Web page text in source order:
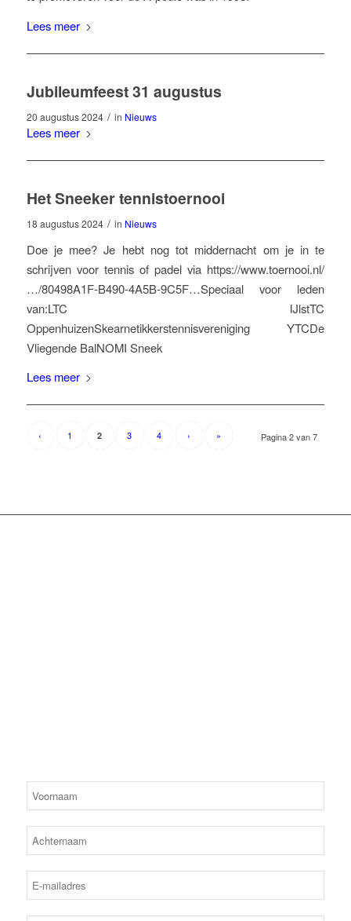
Lees meer
Jubileumfeest 31 augustus
20 augustus 2024 / in Nieuws
Lees meer
Het Sneeker tennistoernooi
18 augustus 2024 / in Nieuws
Doe je mee? Je hebt nog tot middernacht om je in te
schrijven voor tennis of padel via https://www.toernooi.nl/
…/80498A1F-B490-4A5B-9C5F…Speciaal voor leden
van:LTC IJlstTC
OppenhuizenSkearnetikkerstennisvereniging YTCDe
Vliegende BalNOMI Sneek
Lees meer
Pagina 2 van 7
‹ 1 2 3 4 › »